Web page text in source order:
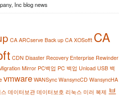
Inc blog news
CA ARCserve Back up CA XOSofft CA
CDN Disaster Recovery Enterprise Rewinder
Mirror PC백업 PC 백업 Unload USB 백
vmware WANSync WansyncCD WansyncHA
데이터보관 데이터보호 리눅스 미러 복제 브